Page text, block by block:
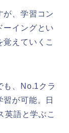
が、学習コン
ーイングとい
えていくこ
も、No.1クラ
が可能。日
英語と学ぶこ